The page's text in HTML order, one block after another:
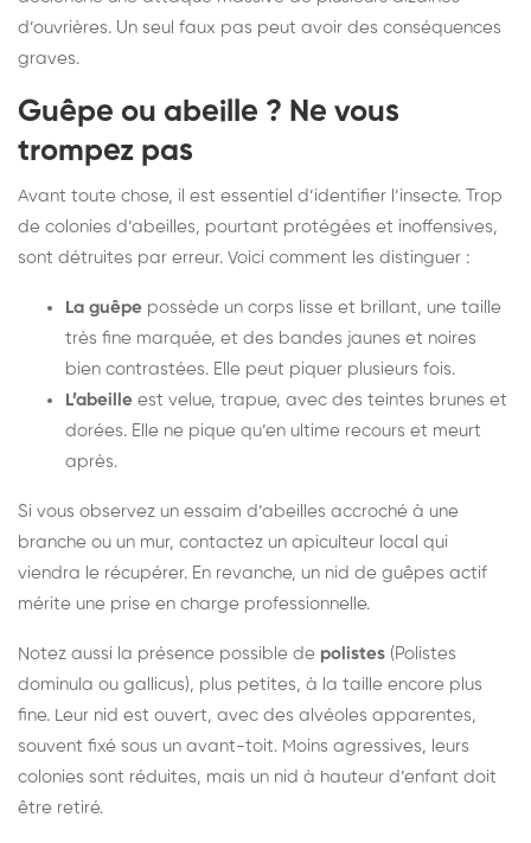
d’ouvrières. Un seul faux pas peut avoir des conséquences
graves.
Guêpe ou abeille ? Ne vous
trompez pas
Avant toute chose, il est essentiel d’identifier l’insecte. Trop
de colonies d’abeilles, pourtant protégées et inoffensives,
sont détruites par erreur. Voici comment les distinguer :
La guêpe possède un corps lisse et brillant, une taille
très fine marquée, et des bandes jaunes et noires
bien contrastées. Elle peut piquer plusieurs fois.
L’abeille est velue, trapue, avec des teintes brunes et
dorées. Elle ne pique qu’en ultime recours et meurt
après.
Si vous observez un essaim d’abeilles accroché à une
branche ou un mur, contactez un apiculteur local qui
viendra le récupérer. En revanche, un nid de guêpes actif
mérite une prise en charge professionnelle.
Notez aussi la présence possible de polistes (Polistes
dominula ou gallicus), plus petites, à la taille encore plus
fine. Leur nid est ouvert, avec des alvéoles apparentes,
souvent fixé sous un avant-toit. Moins agressives, leurs
colonies sont réduites, mais un nid à hauteur d’enfant doit
être retiré.